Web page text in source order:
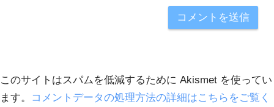
このサイトはスパムを低減するために Akismet を使ってい
ます。
コメントデータの処理方法の詳細はこちらをご覧く